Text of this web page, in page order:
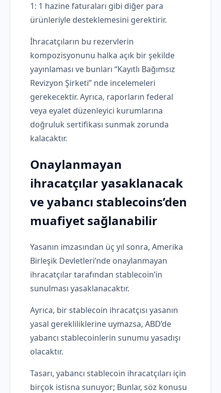
1: 1 hazine faturaları gibi diğer para
ürünleriyle desteklemesini gerektirir.
İhracatçıların bu rezervlerin
kompozisyonunu halka açık bir şekilde
yayınlaması ve bunları “Kayıtlı Bağımsız
Revizyon Şirketi” nde incelemeleri
gerekecektir. Ayrıca, raporların federal
veya eyalet düzenleyici kurumlarına
doğruluk sertifikası sunmak zorunda
kalacaktır.
Onaylanmayan
ihracatçılar yasaklanacak
ve yabancı stablecoins’den
muafiyet sağlanabilir
Yasanın imzasından üç yıl sonra, Amerika
Birleşik Devletleri’nde onaylanmayan
ihracatçılar tarafından stablecoin’in
sunulması yasaklanacaktır.
Ayrıca, bir stablecoin ihracatçısı yasanın
yasal gerekliliklerine uymazsa, ABD’de
yabancı stablecoinlerin sunumu yasadışı
olacaktır.
Tasarı, yabancı stablecoin ihracatçıları için
birçok istisna sunuyor; Bunlar, söz konusu